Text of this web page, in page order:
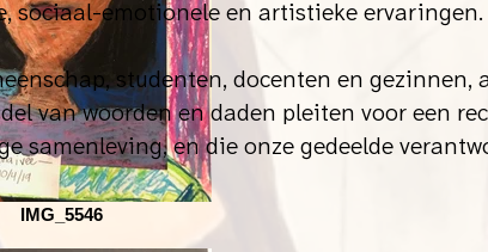
IMG_5546
sociaal-emotionele en artistieke ervaringen.
studenten, docenten en gezinnen,
van woorden en daden pleiten voor een
samenleving, en die onze gedeelde